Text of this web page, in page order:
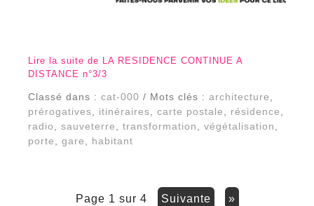
Lire la suite de LA RESIDENCE CONTINUE A
DISTANCE n°3/3
Classé dans : cat-000 / Mots clés : architecture
prérogatives
itinéraires carte postale résidence
radio
sauveterre transformation végétalisation
porte
gare habitant
page 1 sur 4 suivante »